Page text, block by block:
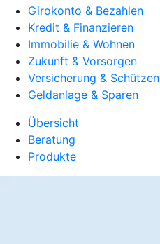
Girokonto & Bezahlen
Kredit & Finanzieren
Immobilie & Wohnen
Zukunft & Vorsorgen
Versicherung & Schützen
Geldanlage & Sparen
Übersicht
Beratung
Produkte